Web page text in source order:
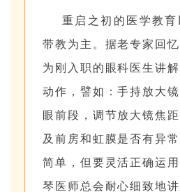
重启之初的医学教育
带教为主。据老专家回
为刚入职的眼科医生讲
动作，譬如：手持放大
眼前段，调节放大镜焦
及前房和虹膜是否有异
简单，但要灵活正确运
琴医师总会耐心细致地